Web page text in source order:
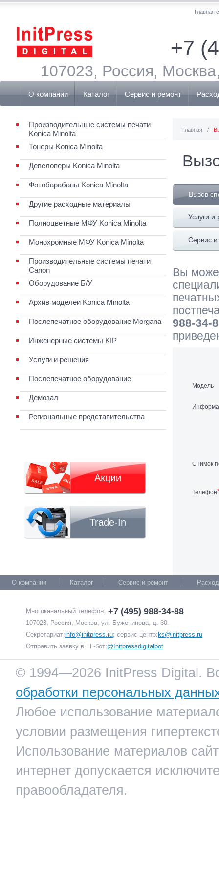
Главная
+7
107023, Россия,
О компании Каталог Сервис и ремонт
Главная /
Вызов
Услуги и
Сервис
Вы
988-34-
Модель
Снимок
Телефон
Производительные системы печати
Konica Minolta
Тонеры Konica Minolta
Девелоперы Konica Minolta
Фотобарабаны Konica Minolta
Другие расходные материалы
Полноцветные МФУ Konica Minolta
Монохромные МФУ Konica Minolta
Производительные системы печати
Canon
Оборудование Б/У
Архив моделей Konica Minolta
Послепечатное оборудование Morgana
Инженерные системы KIP
Услуги и решения
Послепечатное оборудование
Демозал
Региональные представительства
Акции
Trade-In
О компании Каталог Сервис и ремонт
Многоканальный телефон: +7 (495) 988-34-88
107023, Россия, Москва, ул. Буженинова, д. 30.
Секретариат:info@initpress.ru; сервис-центр: ks@initpress.ru
Отправить заявку в ТГ-бот:@Initpressdigitalbot
© 1994—2026 InitPress Digital.
обработки персональных
Любое использование
условии размещения
Использование материалов
интернет допускается
правообладателя.